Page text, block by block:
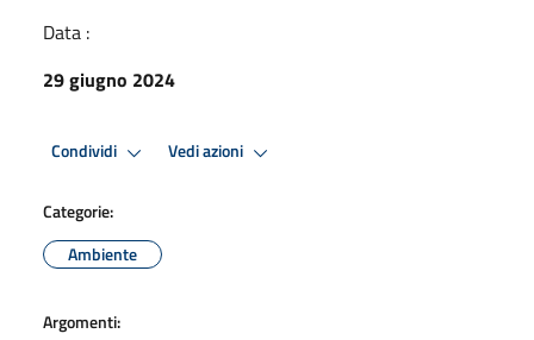
Data :
29 giugno 2024
Condividi Vedi azioni
Categorie:
Ambiente
Argomenti: